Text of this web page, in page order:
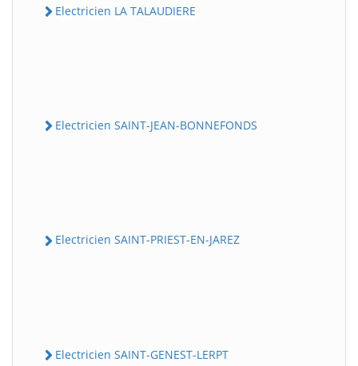
Electricien LA TALAUDIERE
Electricien SAINT-JEAN-BONNEFONDS
Electricien SAINT-PRIEST-EN-JAREZ
Electricien SAINT-GENEST-LERPT